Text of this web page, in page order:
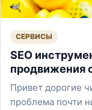
СЕРВИСЫ
SEO
продвижения
Привет дорогие
проблема почти